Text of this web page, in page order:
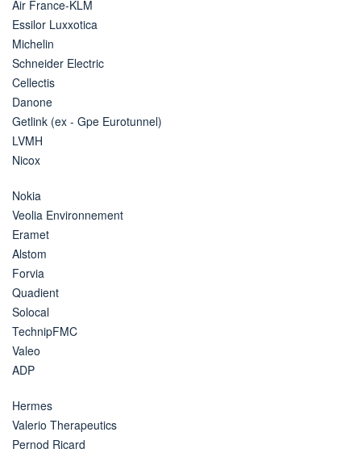
Air France-KLM
Essilor Luxxotica
Michelin
Schneider Electric
Cellectis
Danone
Getlink (ex - Gpe Eurotunnel)
LVMH
Nicox
Nokia
Veolia Environnement
Eramet
Alstom
Forvia
Quadient
Solocal
TechnipFMC
Valeo
ADP
Hermes
Valerio Therapeutics
Pernod Ricard